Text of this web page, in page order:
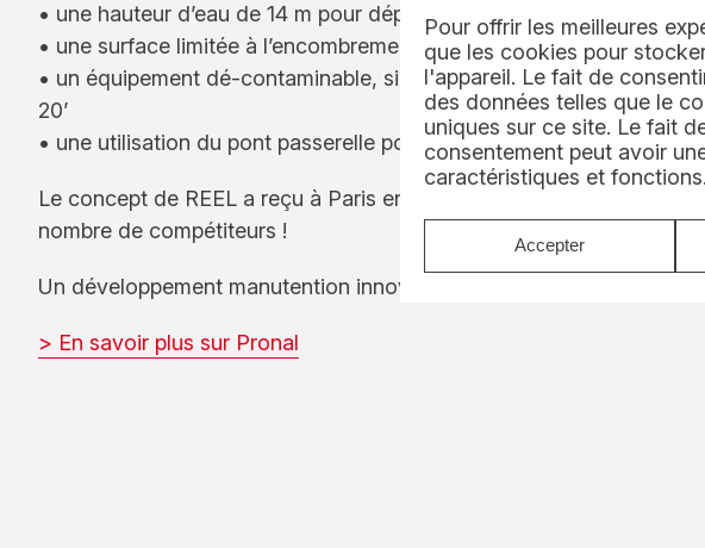
Pour offrir les meilleures
que les cookies pour
l'appareil. Le fait de
des données telles que le
uniques sur ce site. Le fait
consentement peut avoir
caractéristiques et fonctions.
Accepter
• une hauteur d’eau de 14 m pour déplacer un râtelier de 5 m de
• une surface limitée à l’encombrement du râtelier (2,5 x 2 m)
• un équipement dé-contaminable, simple et rapide à déployer,
20’
• une utilisation du pont passerelle pour effectuer un déplacement
Le concept de REEL a reçu à Paris en Juillet dernier, le premier prix
nombre de compétiteurs !
Un développement manutention innovante qui est une première
> En savoir plus sur Pronal